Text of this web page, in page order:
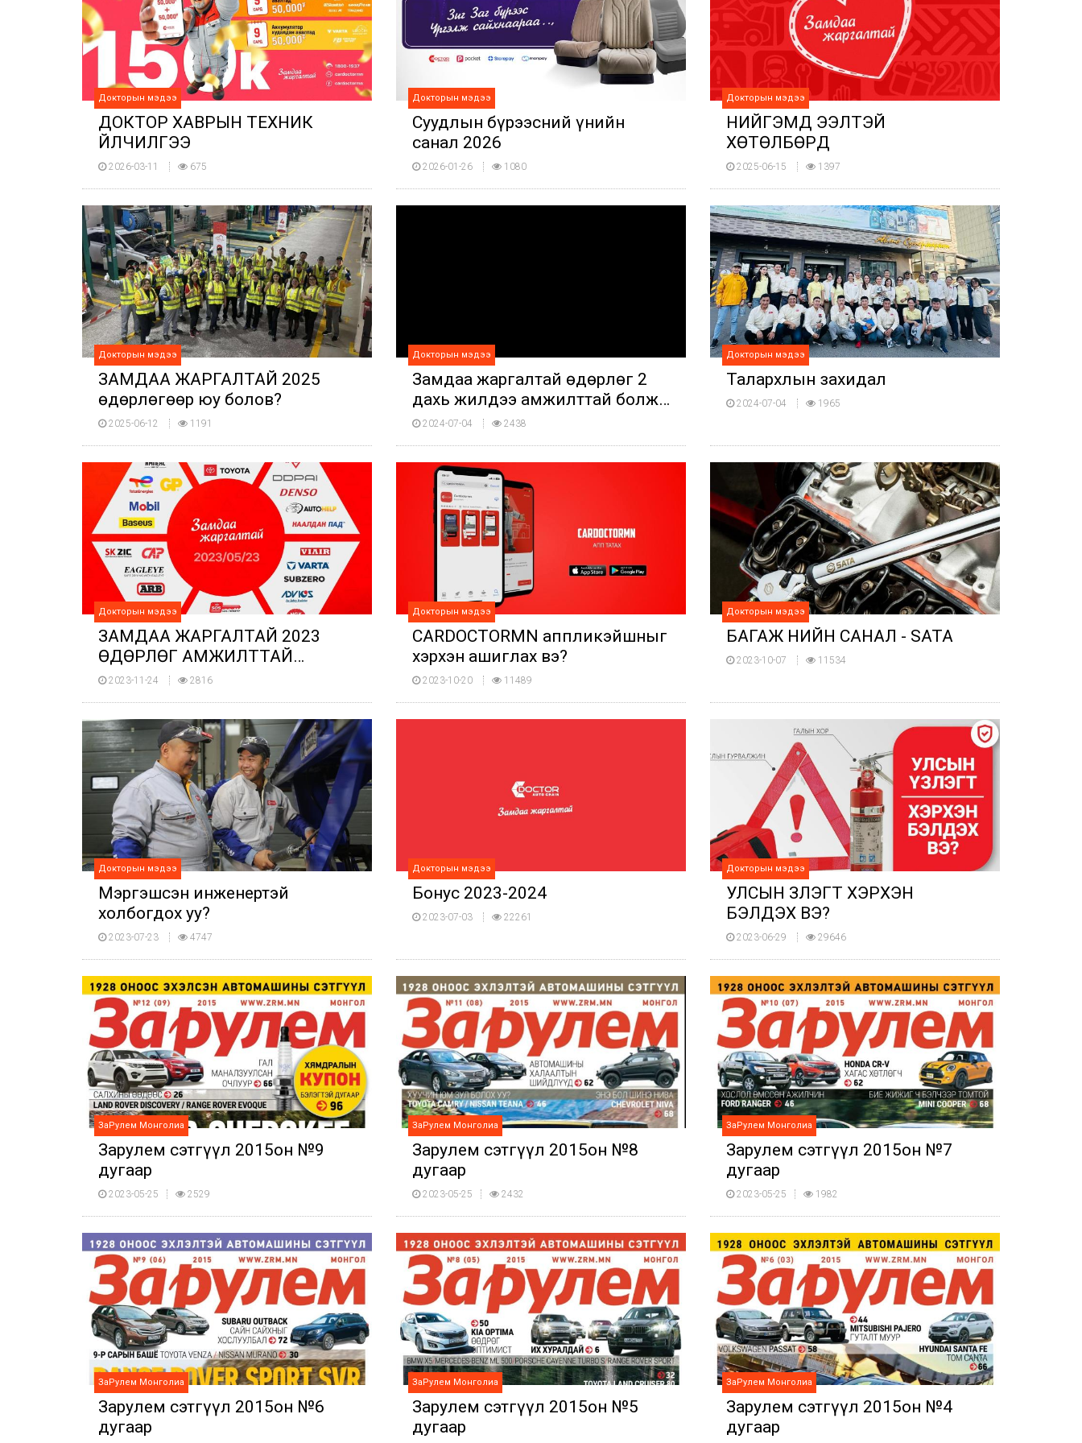
Докторын мэдээ
ДОКТОР ХАВРЫН ТЕХНИК
ҮЙЛЧИЛГЭЭ
2026-03-11 675
Докторын мэдээ
Суудлын бүрээсний үнийн
санал 2026
2026-01-26 1080
Докторын мэдээ
НИЙГЭМД ЭЭЛТЭЙ
ХӨТӨЛБӨРҮҮД
2025-06-15 1397
Докторын мэдээ
ЗАМДАА ЖАРГАЛТАЙ 2025
өдөрлөгөөр юу болов?
2025-06-12 1191
Докторын мэдээ
Замдаа жаргалтай өдөрлөг 2
дахь жилдээ амжилттай болж
өнгөрлөө
2024-07-04 2438
Докторын мэдээ
Талархлын захидал
2024-07-04 1965
Докторын мэдээ
ЗАМДАА ЖАРГАЛТАЙ 2023
ӨДӨРЛӨГ АМЖИЛТТАЙ
ӨНДӨРЛӨЛӨӨ
2023-11-24 2816
Докторын мэдээ
CARDOCTORMN аппликэйшныг
хэрхэн ашиглах вэ?
2023-10-20 11489
Докторын мэдээ
БАГАЖ ҮНИЙН САНАЛ - SATA
2023-10-07 11534
Докторын мэдээ
Мэргэшсэн инженертэй
холбогдох уу?
2023-07-23 4747
Докторын мэдээ
Бонус 2023-2024
2023-07-03 22261
Докторын мэдээ
УЛСЫН ҮЗЛЭГТ ХЭРХЭН
БЭЛДЭХ ВЭ?
2023-06-29 29646
ЗаРулем Монголиа
Зарулем сэтгүүл 2015он №9
дугаар
2023-05-25 2529
ЗаРулем Монголиа
Зарулем сэтгүүл 2015он №8
дугаар
2023-05-25 2432
ЗаРулем Монголиа
Зарулем сэтгүүл 2015он №7
дугаар
2023-05-25 1982
ЗаРулем Монголиа
Зарулем сэтгүүл 2015он №6
дугаар
ЗаРулем Монголиа
Зарулем сэтгүүл 2015он №5
дугаар
ЗаРулем Монголиа
Зарулем сэтгүүл 2015он №4
дугаар